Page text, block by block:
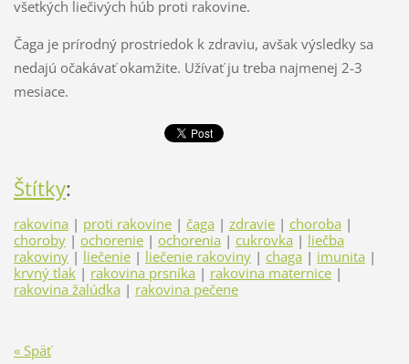
všetkých liečivých húb proti rakovine.
Čaga je prírodný prostriedok k zdraviu, avšak výsledky sa
nedajú očakávať okamžite. Užívať ju treba najmenej 2-3
mesiace.
Štítky:
rakovina | proti rakovine | čaga | zdravie | choroba |
choroby | ochorenie | ochorenia | cukrovka | liečba
rakoviny | liečenie | liečenie rakoviny | chaga | imunita |
krvný tlak | rakovina prsníka | rakovina maternice |
rakovina žalúdka | rakovina pečene
« Späť